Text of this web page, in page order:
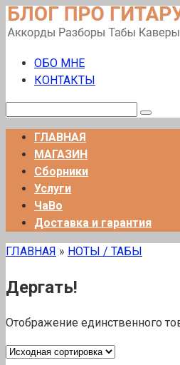
Перейти
к
ОБО МНЕ
КОНТАКТЫ
ГЛАВНАЯ
МАГАЗИН
Сборники
Услуги
ЧаВо
Доставка и гарантия
ГЛАВНАЯ » НОТЫ / ТАБЫ
Дергать!
Отображение единственного